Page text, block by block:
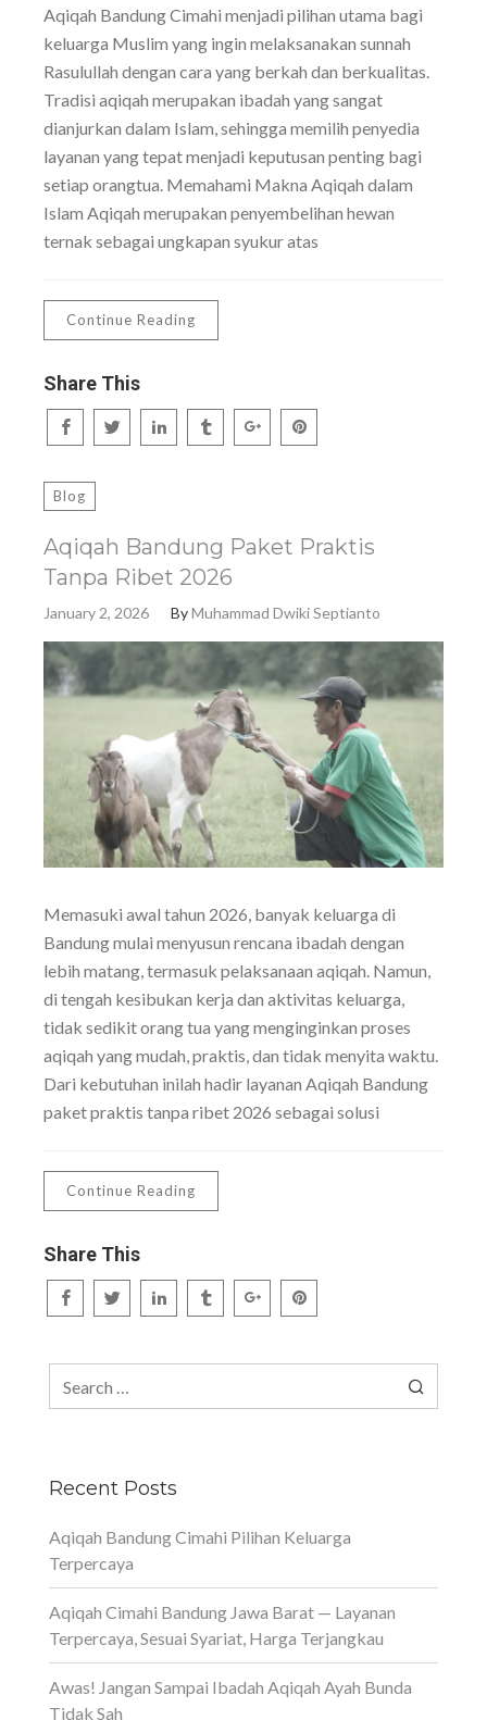
Aqiqah Bandung Cimahi menjadi pilihan utama bagi
keluarga Muslim yang ingin melaksanakan sunnah
Rasulullah dengan cara yang berkah dan berkualitas.
Tradisi aqiqah merupakan ibadah yang sangat
dianjurkan dalam Islam, sehingga memilih penyedia
layanan yang tepat menjadi keputusan penting bagi
setiap orangtua. Memahami Makna Aqiqah dalam
Islam Aqiqah merupakan penyembelihan hewan
ternak sebagai ungkapan syukur atas
Continue Reading
Share This
Blog
Aqiqah Bandung Paket Praktis
Tanpa Ribet 2026
January 2, 2026 ByMuhammad Dwiki Septianto
Memasuki awal tahun 2026, banyak keluarga di
Bandung mulai menyusun rencana ibadah dengan
lebih matang, termasuk pelaksanaan aqiqah. Namun,
di tengah kesibukan kerja dan aktivitas keluarga,
tidak sedikit orang tua yang menginginkan proses
aqiqah yang mudah, praktis, dan tidak menyita waktu.
Dari kebutuhan inilah hadir layanan Aqiqah Bandung
paket praktis tanpa ribet 2026 sebagai solusi
Continue Reading
Share This
Recent Posts
Aqiqah Bandung Cimahi Pilihan Keluarga
Terpercaya
Aqiqah Cimahi Bandung Jawa Barat — Layanan
Terpercaya, Sesuai Syariat, Harga Terjangkau
Awas! Jangan Sampai Ibadah Aqiqah Ayah Bunda
Tidak Sah